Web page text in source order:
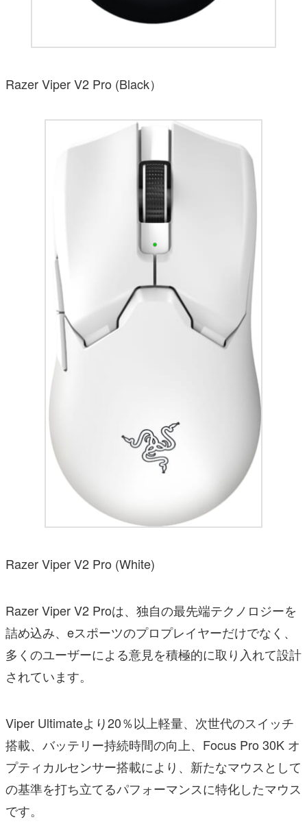
Razer Viper V2 Pro (Black）
Razer Viper V2 Pro (White)
Razer Viper V2 Proは、独自の最先端テクノロジーを
詰め込み、eスポーツのプロプレイヤーだけでなく、
多くのユーザーによる意見を積極的に取り入れて設計
されています。
Viper Ultimateより20％以上軽量、次世代のスイッチ
搭載、バッテリー持続時間の向上、Focus Pro 30K オ
プティカルセンサー搭載により、新たなマウスとして
の基準を打ち立てるパフォーマンスに特化したマウス
です。